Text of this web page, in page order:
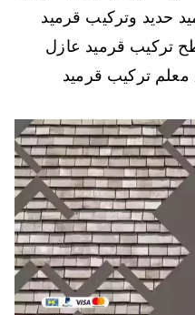
حديد وتركيب قرميد
تركيب قرميد عازل
تركيب قرميد